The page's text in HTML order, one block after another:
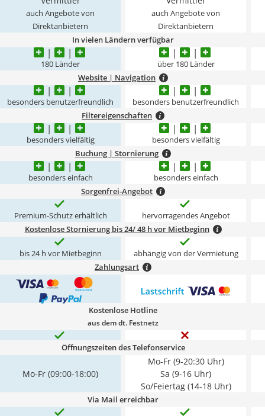
auch Angebote von
Direktanbietern
auch Angebote von
Direktanbietern
In vielen Ländern verfügbar
180 Länder über 180 Länder
Website | Navigation
besonders benutzerfreundlich besonders benutzerfreundlich
Filtereigenschaften
besonders vielfältig besonders vielfältig
Buchung | Stornierung
besonders einfach besonders einfach
Sorgenfrei-Angebot
Premium-Schutz erhältlich hervorragendes Angebot
Kostenlose Stornierung bis 24/ 48 h vor Mietbeginn
bis 24 h vor Mietbeginn abhängig von der Vermietung
Zahlungsart
Kostenlose Hotline
aus dem dt. Festnetz
Öffnungszeiten des Telefonservice
Mo-Fr (09:00-18:00)
Mo-Fr (9-20:30 Uhr)
Sa (9-16 Uhr)
So/Feiertag (14-18 Uhr)
Via Mail erreichbar